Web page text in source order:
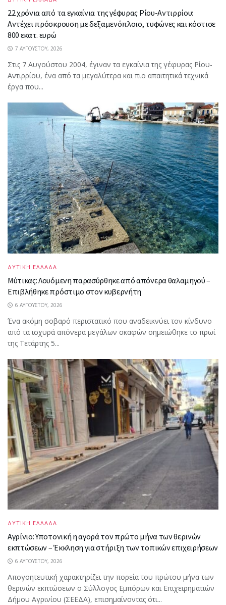
22 χρόνια από τα εγκαίνια της γέφυρας Ρίου-Αντιρρίου:
Αντέχει πρόσκρουση με δεξαμενόπλοιο, τυφώνες και κόστισε
800 εκατ. ευρώ
7 ΑΥΓΟΎΣΤΟΥ, 2026
Στις 7 Αυγούστου 2004, έγιναν τα εγκαίνια της γέφυρας Ρίου-
Αντιρρίου, ένα από τα μεγαλύτερα και πιο απαιτητικά τεχνικά
έργα που...
ΔΥΤΙΚΗ ΕΛΛΑΔΑ
Μύτικας: Λουόμενη παρασύρθηκε από απόνερα θαλαμηγού –
Επιβλήθηκε πρόστιμο στον κυβερνήτη
6 ΑΥΓΟΎΣΤΟΥ, 2026
Ένα ακόμη σοβαρό περιστατικό που αναδεικνύει τον κίνδυνο
από τα ισχυρά απόνερα μεγάλων σκαφών σημειώθηκε το πρωί
της Τετάρτης 5...
ΔΥΤΙΚΗ ΕΛΛΑΔΑ
Αγρίνιο: Υποτονική η αγορά τον πρώτο μήνα των θερινών
εκπτώσεων – Έκκληση για στήριξη των τοπικών επιχειρήσεων
6 ΑΥΓΟΎΣΤΟΥ, 2026
Απογοητευτική χαρακτηρίζει την πορεία του πρώτου μήνα των
θερινών εκπτώσεων ο Σύλλογος Εμπόρων και Επιχειρηματιών
Δήμου Αγρινίου (ΣΕΕΔΑ), επισημαίνοντας ότι...